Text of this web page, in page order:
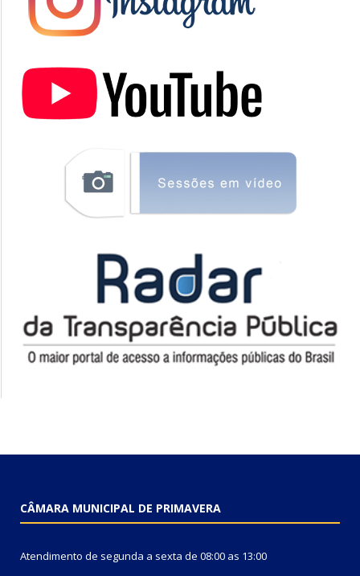
CÂMARA MUNICIPAL DE PRIMAVERA
Atendimento de segunda a sexta de 08:00 as 13:00